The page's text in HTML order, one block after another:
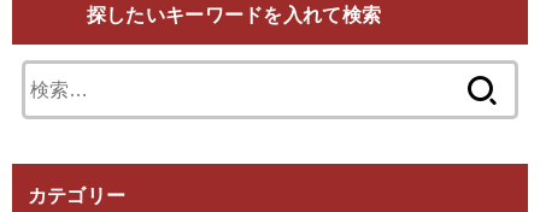
探したいキーワードを入れて検索
索:
カテゴリー